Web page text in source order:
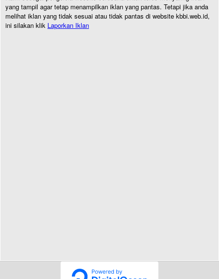
yang tampil agar tetap menampilkan iklan yang pantas. Tetapi jika anda
melihat iklan yang tidak sesuai atau tidak pantas di website kbbi.web.id,
ini silakan klik Laporkan Iklan